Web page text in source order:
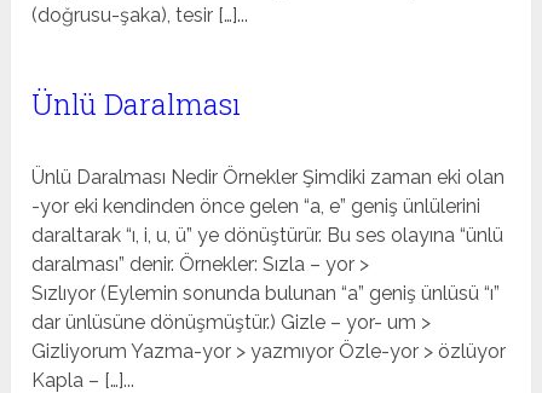
(doğrusu-şaka), tesir […]...
Ünlü Daralması
Ünlü Daralması Nedir Örnekler Şimdiki zaman eki olan
-yor eki kendinden önce gelen “a, e” geniş ünlülerini
daraltarak “ı, i, u, ü” ye dönüştürür. Bu ses olayına “ünlü
daralması” denir. Örnekler: Sızla – yor >
Sızlıyor (Eylemin sonunda bulunan “a” geniş ünlüsü “ı”
dar ünlüsüne dönüşmüştür.) Gizle – yor- um >
Gizliyorum Yazma-yor > yazmıyor Özle-yor > özlüyor
Kapla – […]...